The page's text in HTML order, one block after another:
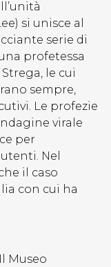
si unisce al
serie di
profetessa
le cui
sempre,
Le profezie
virale
per
Nel
il caso
con cui ha
Museo